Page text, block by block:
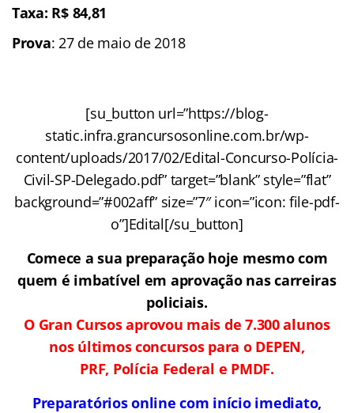
Taxa: R$ 84,81
Prova: 27 de maio de 2018
[su_button url=”https://blog-
static.infra.grancursosonline.com.br/wp-
content/uploads/2017/02/Edital-Concurso-Polícia-
Civil-SP-Delegado.pdf” target=”blank” style=”flat”
background=”#002aff” size=”7″ icon=”icon: file-pdf-
o”]Edital[/su_button]
Comece a sua preparação hoje mesmo com
quem é imbatível em aprovação nas carreiras
policiais.
O Gran Cursos aprovou mais de 7.300 alunos
nos últimos concursos para o DEPEN,
PRF, Polícia Federal e PMDF.
Preparatórios online com início imediato,